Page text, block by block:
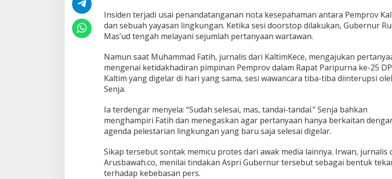
Insiden terjadi usai penandatanganan nota kesepahaman antara Pemprov
dan sebuah yayasan lingkungan. Ketika sesi doorstop dilakukan, Gubernur
Mas’ud tengah melayani sejumlah pertanyaan wartawan.
Namun saat Muhammad Fatih, jurnalis dari KaltimKece, mengajukan
mengenai ketidakhadiran pimpinan Pemprov dalam Rapat Paripurna ke-25
Kaltim yang digelar di hari yang sama, sesi wawancara tiba-tiba diinterupsi
Senja.
Ia terdengar menyela: “Sudah selesai, mas, tandai-tandai.” Senja bahkan
menghampiri Fatih dan menegaskan agar pertanyaan hanya berkaitan
agenda pelestarian lingkungan yang baru saja selesai digelar.
Sikap tersebut sontak memicu protes dari awak media lainnya. Irwan, jurnalis
Arusbawah.co, menilai tindakan Aspri Gubernur tersebut sebagai bentuk
terhadap kebebasan pers.